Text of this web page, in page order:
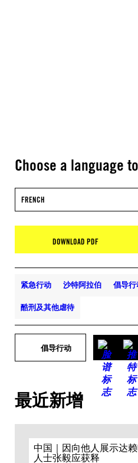
Choose a language
FRENCH
DOWNLOAD PDF
紧急行动 沙特阿拉伯 倡导行
酷刑及其他虐待
倡导行动
最近新增
中国｜因向他人展示达
人士张毅应获释